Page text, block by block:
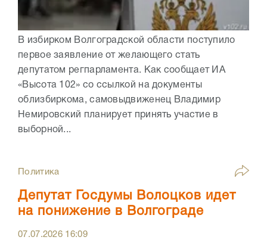
В избирком Волгоградской области поступило
первое заявление от желающего стать
депутатом регпарламента. Как сообщает ИА
«Высота 102» со ссылкой на документы
облизбиркома, самовыдвиженец Владимир
Немировский планирует принять участие в
выборной...
Политика
Депутат Госдумы Волоцков идет
на понижение в Волгограде
07.07.2026 16:09